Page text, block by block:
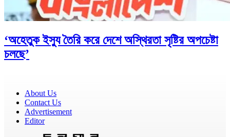
‘অহেতুক ইস্যু তৈরি করে দেশে অস্থিরতা সৃষ্টির অপচেষ্টা
চলছে’
About Us
Contact Us
Advertisement
Editor